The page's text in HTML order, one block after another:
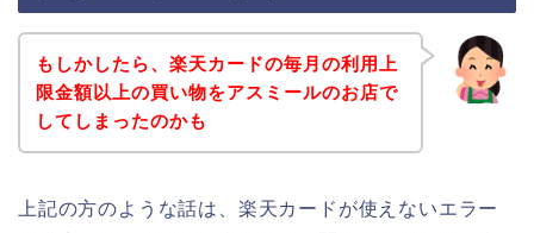
もしかしたら、楽天カードの毎月の利用上
限金額以上の買い物をアスミールのお店で
してしまったのかも
上記の方のような話は、楽天カードが使えないエラー